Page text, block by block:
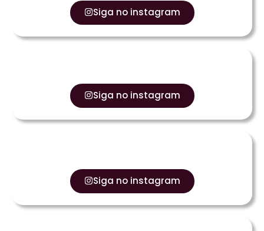
Siga no instagram
Siga no instagram
Siga no instagram